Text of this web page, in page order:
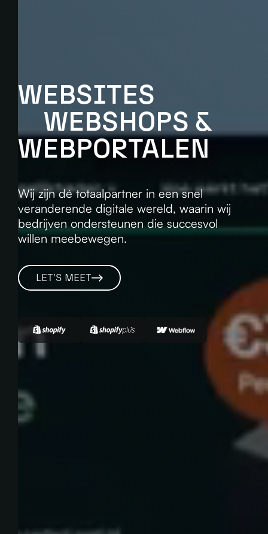
WEBSITES
WEBSHOPS &
WEBPORTALEN
Wij zijn dé totaalpartner in een snel
veranderende digitale wereld, waarin wij
bedrijven ondersteunen die succesvol
willen meebewegen.
LET’S MEET